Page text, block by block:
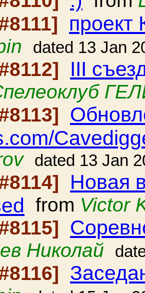
проект
dated 13 Jan
III
dated 13 Jan
Новая
from Victor
Николай